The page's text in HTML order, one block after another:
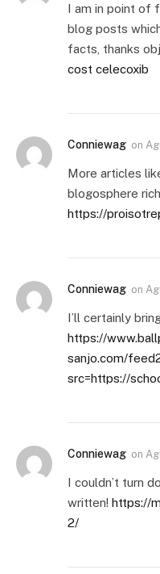
I am in point of
blog posts
facts, thanks
cost celecoxib
Conniewag on
More articles
blogosphere
https://
Conniewag on
I’ll certainly
https://
sanjo.com/
src=https://
Conniewag on
I couldn’t turn
written! https://
2/